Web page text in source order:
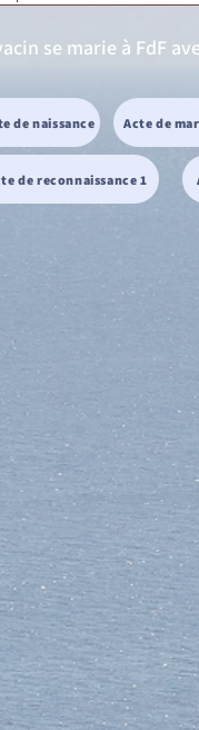
se marie à FdF
de naissance Acte de
de reconnaissance 1